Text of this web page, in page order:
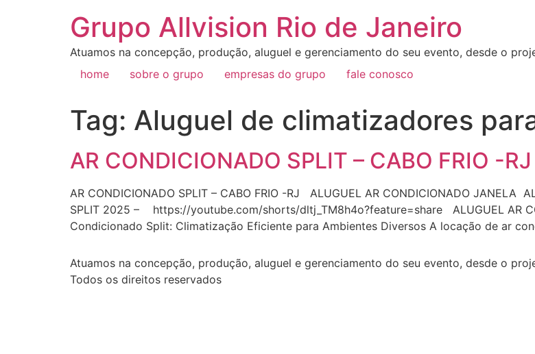
Grupo Allvision Rio de Janeiro
Atuamos na concepção, produção, aluguel e gerenciamento do seu evento, desde o
home
sobre o grupo empresas do grupo fale conosco
Tag: Aluguel de climatizadores
AR CONDICIONADO SPLIT – CABO FRIO -RJ
AR CONDICIONADO SPLIT – CABO FRIO -RJ ALUGUEL AR CONDICIONADO JANELA
SPLIT 2025 – https://youtube.com/shorts/dltj_TM8h4o?feature=share ALUGUEL AR
Condicionado Split: Climatização Eficiente para Ambientes Diversos A locação de ar
Atuamos na concepção, produção, aluguel e gerenciamento do seu evento, desde o
Todos os direitos reservados